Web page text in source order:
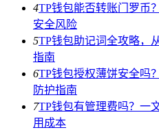
4TP钱包能否转账门罗币
安全风险
5TP钱包助记词全攻略，
指南
6TP钱包授权薄饼安全吗
防护指南
7TP钱包有管理费吗？一
用成本